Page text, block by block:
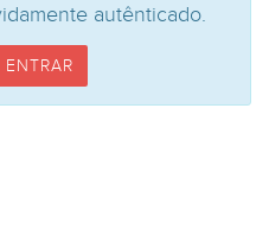
autênticado.
ENTRAR